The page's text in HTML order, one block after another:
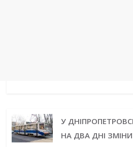
У
НА ДВА ДНІ